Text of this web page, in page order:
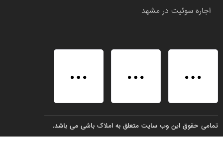
اجاره سوئیت در مشهد
تمامی حقوق این وب سایت متعلق به املاک باشی می باشد.